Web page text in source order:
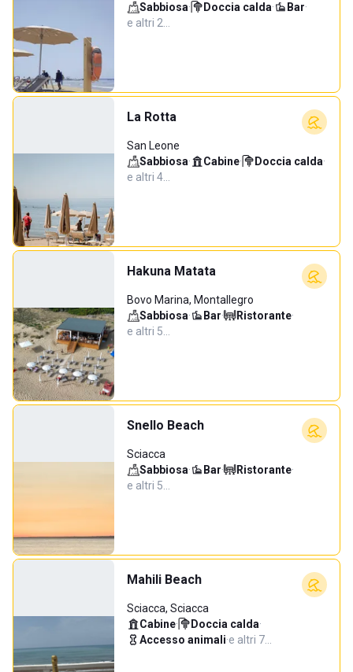
Sabbiosa· Doccia calda· Bar·
e altri 2…
La Rotta
San Leone
Sabbiosa· Cabine· Doccia calda·
e altri 4…
Hakuna Matata
Bovo Marina, Montallegro
Sabbiosa· Bar· Ristorante·
e altri 5…
Snello Beach
Sciacca
Sabbiosa· Bar· Ristorante·
e altri 5…
Mahili Beach
Sciacca, Sciacca
Cabine· Doccia calda·
Accesso animali·e altri 7…